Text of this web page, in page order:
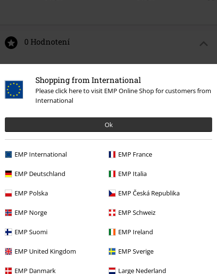
Shopping from International
Please click here to visit EMP Online Shop for customers from
International
Ok
EMP International EMP France
EMP Deutschland EMP Italia
EMP Polska EMP Česká Republika
EMP Norge EMP Schweiz
EMP Suomi EMP Ireland
EMP United Kingdom EMP Sverige
EMP Danmark Large Nederland
0 Hodnotení
Podeľte sa o váš názor "Burnt Rose".
Napísať hodnotenie
Naposledy navštívené